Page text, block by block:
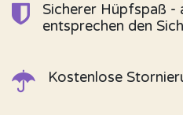
Sicherer Hüpfspaß -
entsprechen den
Kostenlose